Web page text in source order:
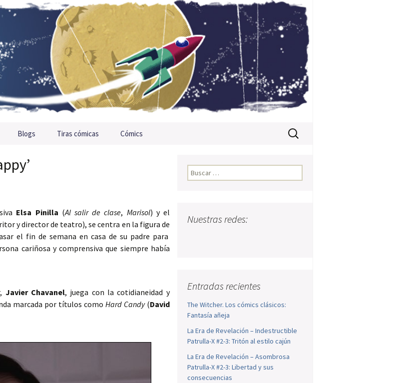
Blogs Tiras cómicas Cómics Buscar:
Elsa Pinilla (Al salir de clase, Marisol) y el
y director de teatro), se centra en la figura de
el fin de semana en casa de su padre para
cariñosa y comprensiva que siempre había
Javier Chavanel, juega con la cotidianeidad y
marcada por títulos como Hard Candy(David
Buscar:
Nuestras redes:
Entradas recientes
The Witcher. Los cómics clásicos:
Fantasía añeja
La Era de Revelación – Indestructible
Patrulla-X #2-3: Tritón al estilo cajún
La Era de Revelación – Asombrosa
Patrulla-X #2-3: Libertad y sus
consecuencias